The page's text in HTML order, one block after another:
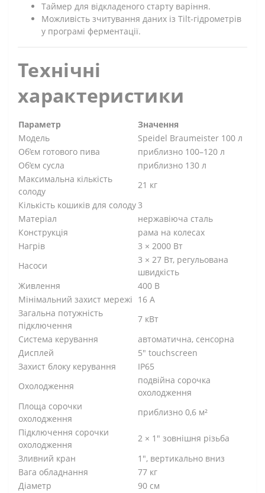
Таймер для відкладеного старту варіння.
Можливість зчитування даних із Tilt-гідрометрів
у програмі ферментації.
Технічні
характеристики
Параметр
Значення
Модель
Speidel Braumeister 100 л
Об’єм готового пива
приблизно 100–120 л
Об’єм сусла
приблизно 130 л
Максимальна кількість
солоду
21 кг
Кількість кошиків для солоду3
Матеріал
нержавіюча сталь
Конструкція
рама на колесах
Нагрів
3 × 2000 Вт
Насоси
3 × 27 Вт, регульована
швидкість
Живлення
400 В
Мінімальний захист мережі 16 А
Загальна потужність
підключення
7 кВт
Система керування
автоматична, сенсорна
Дисплей
5" touchscreen
Захист блоку керування
IP65
Охолодження
подвійна сорочка
охолодження
Площа сорочки
охолодження
приблизно 0,6 м²
Підключення сорочки
охолодження
2 × 1" зовнішня різьба
Зливний кран
1", вертикально вниз
Вага обладнання
77 кг
Діаметр
90 см